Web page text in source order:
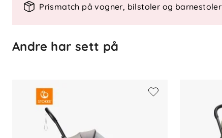
- Dekker kalesjen for vanntetthet
Prismatch på vogner, bilstoler og barnestoler
Andre har sett på